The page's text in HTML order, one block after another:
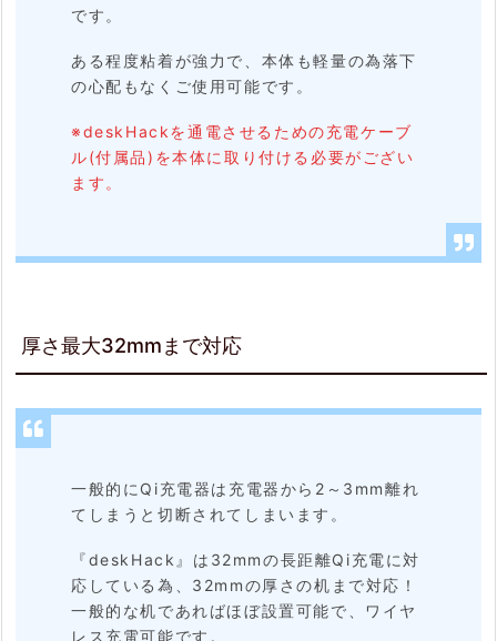
です。
ある程度粘着が強力で、本体も軽量の為落下
の心配もなくご使用可能です。
※deskHackを通電させるための充電ケーブ
ル(付属品)を本体に取り付ける必要がござい
ます。
厚さ最大32mmまで対応
一般的にQi充電器は充電器から2～3mm離れ
てしまうと切断されてしまいます。
『deskHack』は32mmの長距離Qi充電に対
応している為、32mmの厚さの机まで対応！
一般的な机であればほぼ設置可能で、ワイヤ
レス充電可能です。